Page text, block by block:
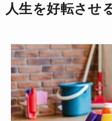
人生を好転させ